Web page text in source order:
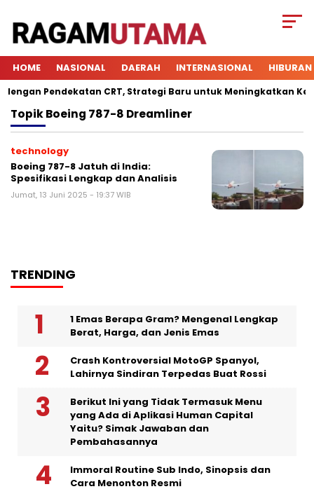
HOME NASIONAL DAERAH INTERNASIONAL HIBURAN
Pendekatan CRT, Strategi Baru untuk Meningkatkan
TopikBoeing 787-8 Dreamliner
technology
Boeing 787-8 Jatuh di India:
Spesifikasi Lengkap dan Analisis
Jumat, 13 Juni 2025 - 19:37 WIB
TRENDING
1 Emas Berapa Gram? Mengenal Lengkap
Berat, Harga, dan Jenis Emas
Crash Kontroversial MotoGP Spanyol,
Lahirnya Sindiran Terpedas Buat Rossi
Berikut Ini yang Tidak Termasuk Menu
yang Ada di Aplikasi Human Capital
Yaitu? Simak Jawaban dan
Pembahasannya
Immoral Routine Sub Indo, Sinopsis dan
Cara Menonton Resmi